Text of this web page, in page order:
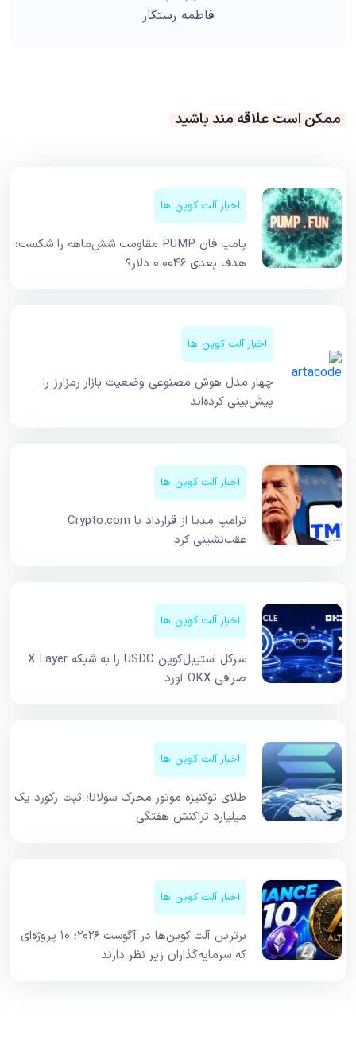
فاطمه رستگار
ممکن است علاقه مند باشید
اخبار آلت کوین ها
پامپ فان PUMP مقاومت شش‌ماهه را شکست؛
هدف بعدی ۰.۰۰۴۶ دلار؟
اخبار آلت کوین ها
چهار مدل هوش مصنوعی وضعیت بازار رمزارز را
پیش‌بینی کرده‌اند
اخبار آلت کوین ها
ترامپ مدیا از قرارداد با Crypto.com
عقب‌نشینی کرد
اخبار آلت کوین ها
سرکل استیبل‌کوین USDC را به شبکه X Layer
صرافی OKX آورد
اخبار آلت کوین ها
طلای توکنیزه موتور محرک سولانا؛ ثبت رکورد یک
میلیارد تراکنش هفتگی
اخبار آلت کوین ها
برترین آلت کوین‌ها در آگوست ۲۰۲۶؛ ۱۰ پروژه‌ای
که سرمایه‌گذاران زیر نظر دارند